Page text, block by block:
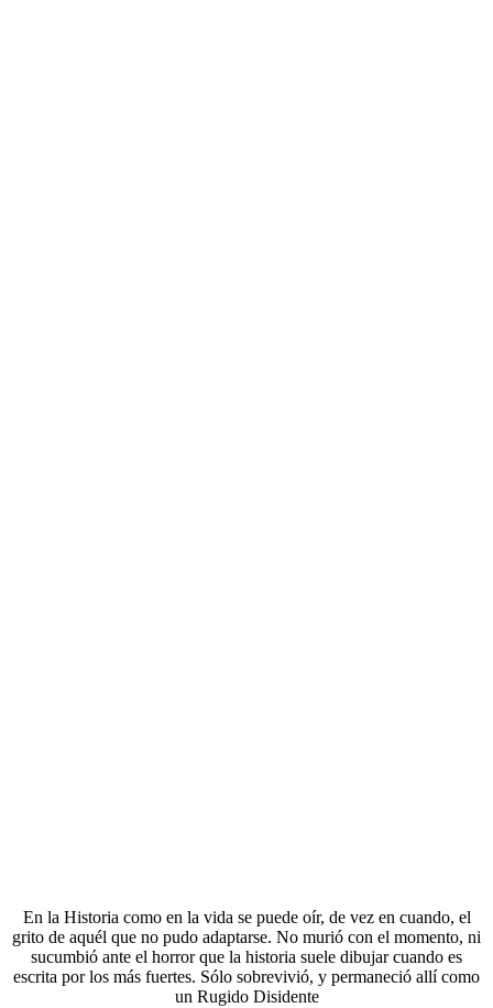
En la Historia como en la vida se puede oír, de vez en cuando, el
grito de aquél que no pudo adaptarse. No murió con el momento, ni
sucumbió ante el horror que la historia suele dibujar cuando es
escrita por los más fuertes. Sólo sobrevivió, y permaneció allí como
un Rugido Disidente